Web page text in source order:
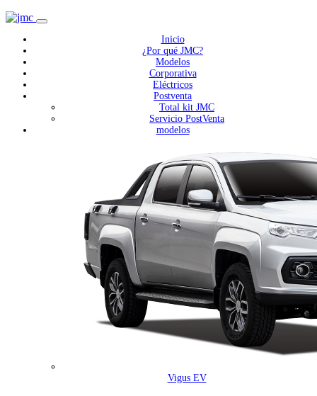
Inicio
¿Por qué JMC?
Modelos
Corporativa
Eléctricos
Postventa
Total kit JMC
Servicio PostVenta
modelos
Vigus EV